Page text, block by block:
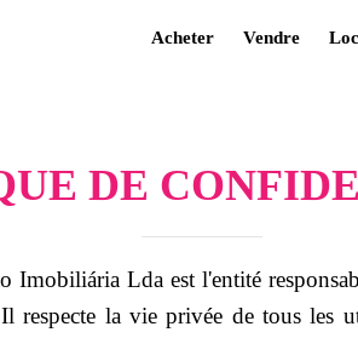
Acheter Vendre
DE
Imobiliária Lda est l'entité
respecte la vie privée de tous les